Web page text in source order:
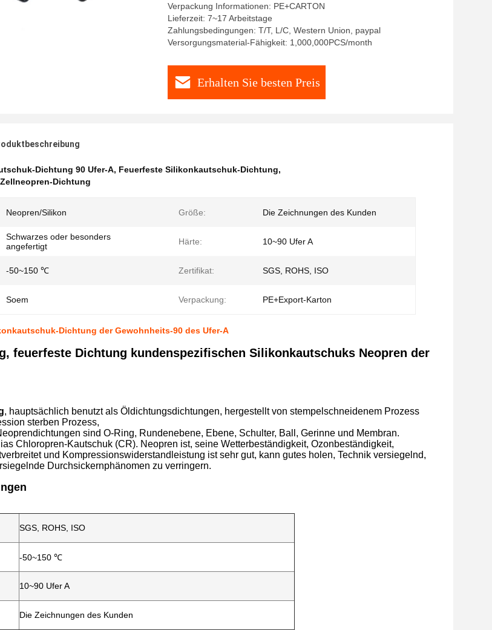
Verpackung Informationen: PE+CARTON
Lieferzeit: 7~17 Arbeitstage
Zahlungsbedingungen: T/T, L/C, Western Union, paypal
Versorgungsmaterial-Fähigkeit: 1,000,000PCS/month
Erhalten Sie besten Preis
Dichtung 90 Ufer-A, Feuerfeste Silikonkautschuk-Dichtung,
Dichtung
Neopren/Silikon Größe: Die Zeichnungen des Kunden
Schwarzes oder besonders
angefertigt
Härte: 10~90 Ufer A
-50~150 ℃ Zertifikat: SGS, ROHS, ISO
Soem Verpackung: PE+Export-Karton
Dichtung der Gewohnheits-90 des Ufer-A
feuerfeste Dichtung kundenspezifischen Silikonkautschuks Neopren der
, hauptsächlich benutzt als Öldichtungsdichtungen, hergestellt von stempelschneidenem Prozess
sterben Prozess,
sind O-Ring, Rundenebene, Ebene, Schulter, Ball, Gerinne und Membran.
Chloropren-Kautschuk (CR). Neopren ist, seine Wetterbeständigkeit, Ozonbeständigkeit,
und Kompressionswiderstandleistung ist sehr gut, kann gutes holen, Technik versiegelnd,
Durchsickernphänomen zu verringern.
SGS, ROHS, ISO
-50~150 ℃
10~90 Ufer A
Die Zeichnungen des Kunden